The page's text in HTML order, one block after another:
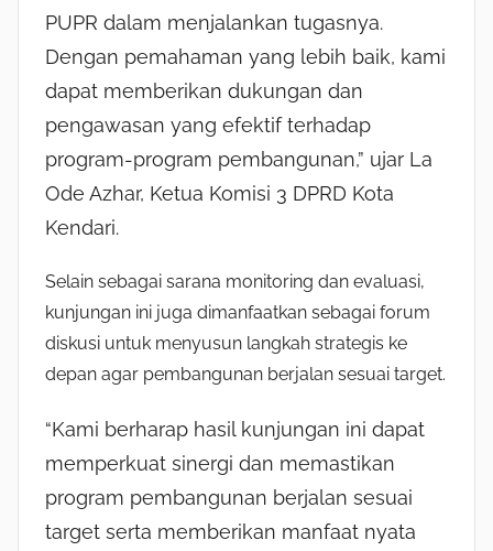
PUPR dalam menjalankan tugasnya.
Dengan pemahaman yang lebih baik, kami
dapat memberikan dukungan dan
pengawasan yang efektif terhadap
program-program pembangunan,” ujar La
Ode Azhar, Ketua Komisi 3 DPRD Kota
Kendari.
Selain sebagai sarana monitoring dan evaluasi,
kunjungan ini juga dimanfaatkan sebagai forum
diskusi untuk menyusun langkah strategis ke
depan agar pembangunan berjalan sesuai target.
“Kami berharap hasil kunjungan ini dapat
memperkuat sinergi dan memastikan
program pembangunan berjalan sesuai
target serta memberikan manfaat nyata